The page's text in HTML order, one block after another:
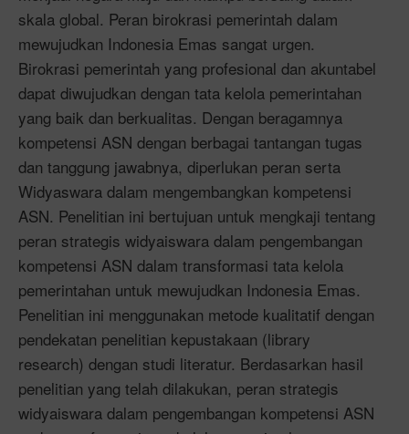
skala global. Peran birokrasi pemerintah dalam
mewujudkan Indonesia Emas sangat urgen.
Birokrasi pemerintah yang profesional dan akuntabel
dapat diwujudkan dengan tata kelola pemerintahan
yang baik dan berkualitas. Dengan beragamnya
kompetensi ASN dengan berbagai tantangan tugas
dan tanggung jawabnya, diperlukan peran serta
Widyaswara dalam mengembangkan kompetensi
ASN. Penelitian ini bertujuan untuk mengkaji tentang
peran strategis widyaiswara dalam pengembangan
kompetensi ASN dalam transformasi tata kelola
pemerintahan untuk mewujudkan Indonesia Emas.
Penelitian ini menggunakan metode kualitatif dengan
pendekatan penelitian kepustakaan (library
research) dengan studi literatur. Berdasarkan hasil
penelitian yang telah dilakukan, peran strategis
widyaiswara dalam pengembangan kompetensi ASN